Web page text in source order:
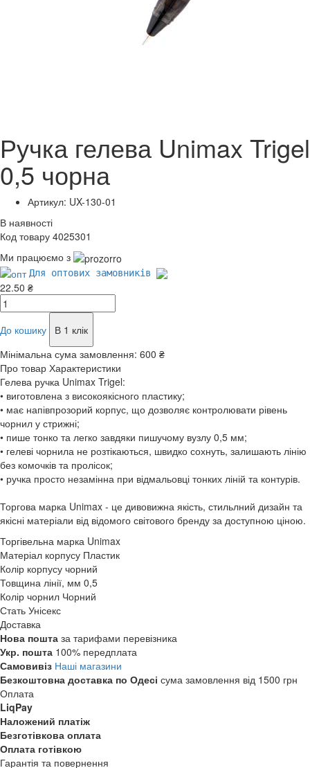
Ручка гелева Unimax Trigel
0,5 чорна
Артикул: UX-130-01
В наявності
Код товару 4025301
Ми працюємо з
Для оптових замовників
22.50 ₴
До кошику
В 1 клік
Мінімальна сума замовлення: 600 ₴
Про товар Характеристики
Гелева ручка Unimax Trigel:
• виготовлена з високоякісного пластику;
• має напівпрозорий корпус, що дозволяє контролювати рівень
чорнил у стрижні;
• пише тонко та легко завдяки пишучому вузлу 0,5 мм;
• гелеві чорнила не розтікаються, швидко сохнуть, залишають лінію
без комочків та пролісок;
• ручка просто незамінна при відмальовці тонких ліній та контурів.
Торгова марка Unimax - це дивовижна якість, стильлний дизайн та
якісні матеріали від відомого світового бренду за доступною ціною.
Торгівельна марка Unimax
Матеріал корпусу Пластик
Колір корпусу чорний
Товщина лінії, мм 0,5
Колір чорнил Чорний
Стать Унісекс
Доставка
Нова пошта за тарифами перевізника
Укр. пошта 100% передплата
Самовивіз Наші магазини
Безкоштовна доставка по Одесі сума замовлення від 1500 грн
Оплата
LiqPay
Наложений платіж
Безготівкова оплата
Оплата готівкою
Гарантія та повернення